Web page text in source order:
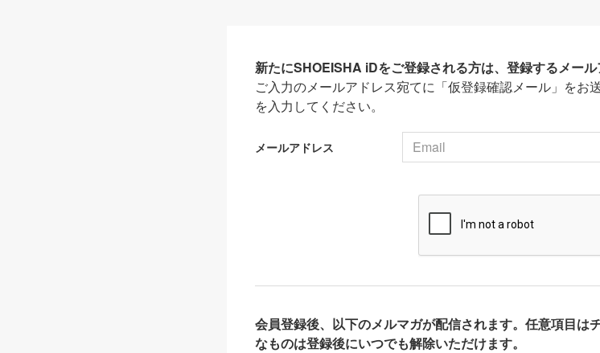
新たにSHOEISHA iDをご登録される方は、登録するメール
ご入力のメールアドレス宛てに「仮登録確認メール」をお
を入力してください。
メールアドレス
会員登録後、以下のメルマガが配信されます。任意項目は
なものは登録後にいつでも解除いただけます。